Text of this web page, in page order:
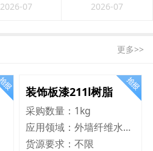
2026-07 2026-07
更多>>
装饰板漆211l树脂
采购数量： 1kg
应用领域：
外墙纤维水泥板
货源要求：不限